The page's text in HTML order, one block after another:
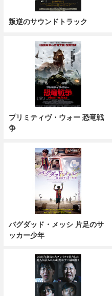
叛逆のサウンドトラック
プリミティヴ・ウォー 恐竜戦
争
バグダッド・メッシ 片足のサ
ッカー少年